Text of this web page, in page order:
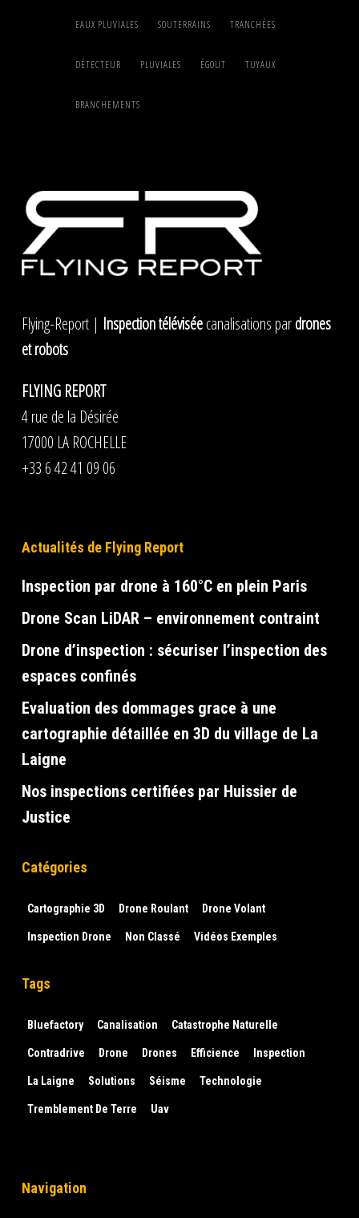
EAUX PLUVIALES SOUTERRAINS TRANCHÉES
DÉTECTEUR PLUVIALES ÉGOUT TUYAUX
BRANCHEMENTS
Flying-Report | Inspection téléviséecanalisations pardrones
et robots
FLYING REPORT
4 rue de la Désirée
17000 LA ROCHELLE
+33 6 42 41 09 06
Actualités de Flying Report
Inspection par drone à 160°C en plein Paris
Drone Scan LiDAR – environnement contraint
Drone d’inspection : sécuriser l’inspection des
espaces confinés
Evaluation des dommages grace à une
cartographie détaillée en 3D du village de La
Laigne
Nos inspections certifiées par Huissier de
Justice
Catégories
Cartographie 3D Drone Roulant Drone Volant
Inspection Drone Non Classé Vidéos Exemples
Tags
Bluefactory Canalisation Catastrophe Naturelle
Contradrive Drone Drones Efficience Inspection
La Laigne Solutions Séisme Technologie
Tremblement De Terre Uav
Navigation